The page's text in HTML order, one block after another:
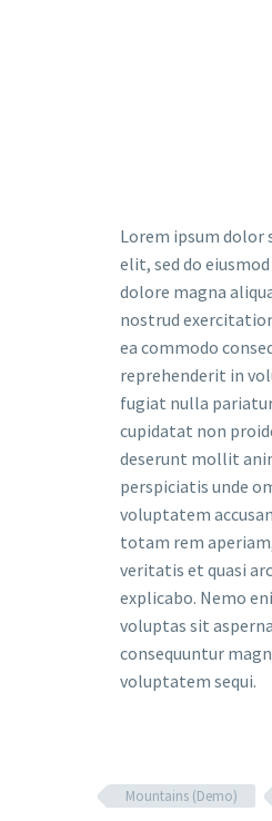
Lorem ipsum dolor
elit, sed do
dolore magna
nostrud
ea commodo
reprehenderit in
fugiat nulla
cupidatat non
deserunt mollit
perspiciatis unde
voluptatem
totam rem
veritatis et quasi
explicabo. Nemo
voluptas sit
consequuntur
voluptatem sequi.
Mountains (Demo)